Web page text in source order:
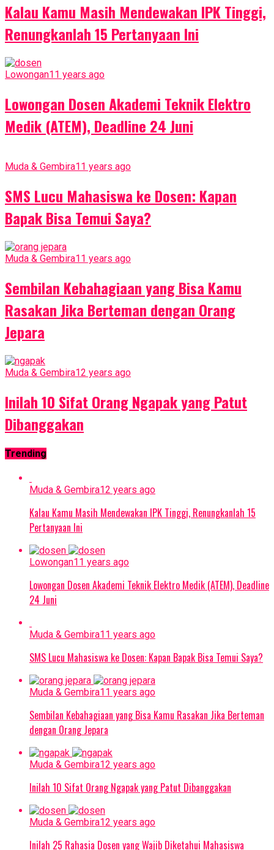
Kalau Kamu Masih Mendewakan IPK Tinggi,
Renungkanlah 15 Pertanyaan Ini
Lowongan11 years ago
Lowongan Dosen Akademi Teknik Elektro
Medik (ATEM), Deadline 24 Juni
Muda & Gembira11 years ago
SMS Lucu Mahasiswa ke Dosen: Kapan
Bapak Bisa Temui Saya?
Muda & Gembira11 years ago
Sembilan Kebahagiaan yang Bisa Kamu
Rasakan Jika Berteman dengan Orang
Jepara
Muda & Gembira12 years ago
Inilah 10 Sifat Orang Ngapak yang Patut
Dibanggakan
Trending
Muda & Gembira12 years ago
Kalau Kamu Masih Mendewakan IPK Tinggi, Renungkanlah 15
Pertanyaan Ini
Lowongan11 years ago
Lowongan Dosen Akademi Teknik Elektro Medik (ATEM), Deadline
24 Juni
Muda & Gembira11 years ago
SMS Lucu Mahasiswa ke Dosen: Kapan Bapak Bisa Temui Saya?
Muda & Gembira11 years ago
Sembilan Kebahagiaan yang Bisa Kamu Rasakan Jika Berteman
dengan Orang Jepara
Muda & Gembira12 years ago
Inilah 10 Sifat Orang Ngapak yang Patut Dibanggakan
Muda & Gembira12 years ago
Inilah 25 Rahasia Dosen yang Wajib Diketahui Mahasiswa